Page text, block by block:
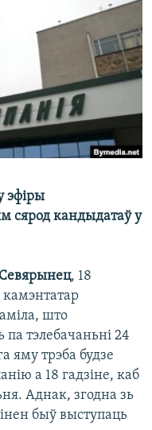
эфіры
сярод кандыдатаў у
, 18
камэнтатар
што
тэлебачаньні 24
яму трэба будзе
а 18 гадзіне, каб
Аднак, згодна зь
быў выступаць